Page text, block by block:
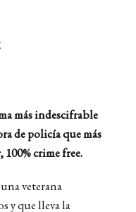
más indescifrable
de policía que más
100% crime free.
veterana
y que lleva la